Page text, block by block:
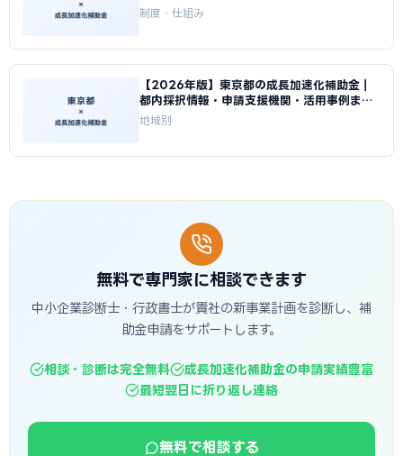
速化補助金ナビ
制度・仕組み
【2026年版】東京都の成長加速化補助金｜
都内採択情報・申請支援機関・活用事例まと
め｜成長加速化補助金ナビ
地域別
無料で専門家に相談できます
中小企業診断士・行政書士が貴社の新事業計画を診断し、補
助金申請をサポートします。
相談・診断は完全無料
成長加速化補助金の申請実績豊富
最短翌日に折り返し連絡
無料で相談する